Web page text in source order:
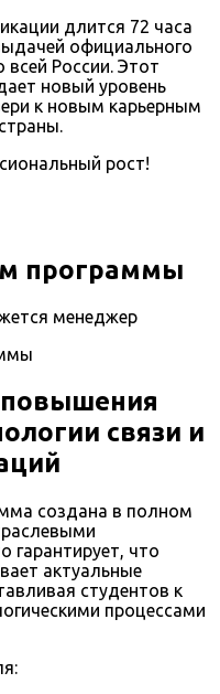
длится 72 часа
официального
всей России. Этот
новый уровень
к новым карьерным
рост!
программы
менеджер
повышения
связи и
создана в полном
гарантирует, что
актуальные
студентов к
процессами